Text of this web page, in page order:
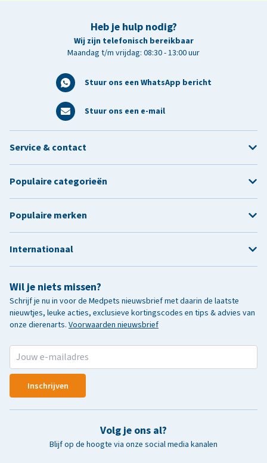
Heb je hulp nodig?
Wij zijn telefonisch bereikbaar
Maandag t/m vrijdag: 08:30 - 13:00 uur
Stuur ons een WhatsApp bericht
Stuur ons een e-mail
Wil je niets missen?
Schrijf je nu in voor de Medpets nieuwsbrief met daarin de laatste
nieuwtjes, leuke acties, exclusieve kortingscodes en tips & advies van
onze dierenarts. Voorwaarden nieuwsbrief
Inschrijven
Volg je ons al?
Blijf op de hoogte via onze social media kanalen
Service & contact
Populaire categorieën
Populaire merken
Internationaal